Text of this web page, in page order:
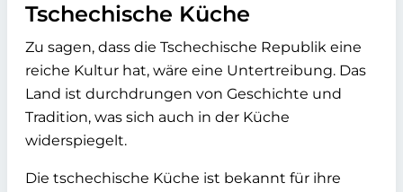
Tschechische Küche
Zu sagen, dass die Tschechische Republik eine
reiche Kultur hat, wäre eine Untertreibung. Das
Land ist durchdrungen von Geschichte und
Tradition, was sich auch in der Küche
widerspiegelt.
Die tschechische Küche ist bekannt für ihre